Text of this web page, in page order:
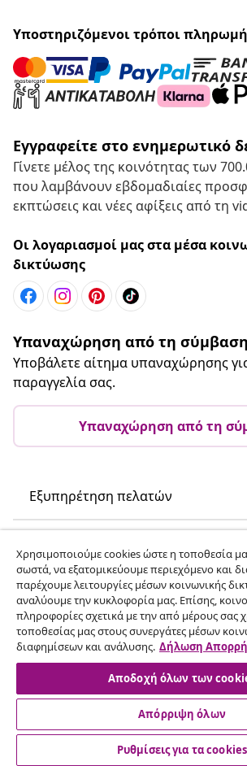
Υποστηριζόμενοι τρόποι
Εγγραφείτε στο ενημερωτικό
Γίνετε μέλος της κοινότητας των
που λαμβάνουν εβδομαδιαίες
εκπτώσεις και νέες αφίξεις από τη
Οι λογαριασμοί μας στα μέσα
δικτύωσης
Υπαναχώρηση από τη σύμβαση
Υποβάλετε αίτημα υπαναχώρησης
παραγγελία σας.
Υπαναχώρηση από τη
Εξυπηρέτηση πελατών
vidaXL
Ανακαλύψτε περισσότερα
Χρησιμοποιούμε cookies ώστε η τοποθεσία
σωστά, να εξατομικεύουμε περιεχόμενο και
παρέχουμε λειτουργίες μέσων κοινωνικής
αναλύουμε την κυκλοφορία μας. Επίσης,
πληροφορίες σχετικά με την από μέρους σας
τοποθεσίας μας στους συνεργάτες μέσων
διαφημίσεων και ανάλυσης. Δήλωση
Αποδοχή όλων των
Απόρριψη όλων
Ρυθμίσεις για τα cookies